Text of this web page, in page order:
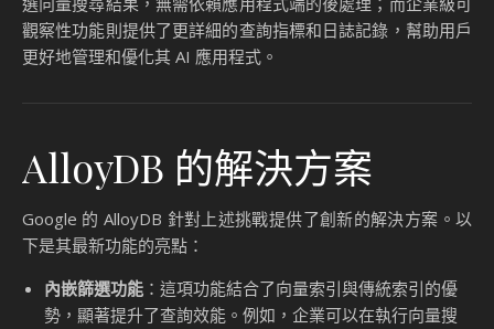
觀察性功能則提供了更詳細的查詢指標和日誌記錄，幫助用戶
更好地管理和優化其 AI 應用程式。
AlloyDB 的解決方案
Google 的 AlloyDB 針對上述挑戰提供了創新的解決方案。以
下是其最新功能的亮點：
內嵌篩選功能 ：這項功能結合了向量索引與傳統索引的優
勢，顯著提升了查詢效能。例如，企業可以在執行向量搜